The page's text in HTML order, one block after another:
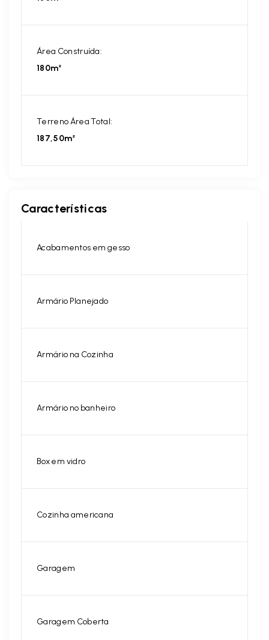
Área Construída:
180m²
Terreno Área Total:
187,50m²
Características
Acabamentos em gesso
Armário Planejado
Armário na Cozinha
Armário no banheiro
Box em vidro
Cozinha americana
Garagem
Garagem Coberta